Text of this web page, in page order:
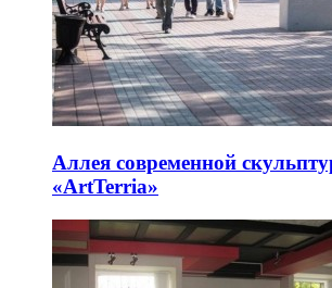
Аллея современной
«ArtTerria»